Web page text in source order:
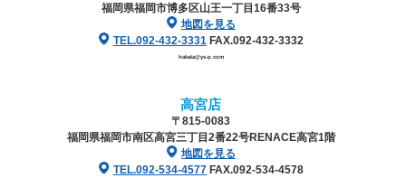
福岡県福岡市博多区山王一丁目16番33号
地図を見る
TEL.092-432-3331FAX.092-432-3332
hakata@ys-p.com
高宮店
〒815-0083
福岡県福岡市南区高宮三丁目2番22号RENACE高宮1階
地図を見る
TEL.092-534-4577FAX.092-534-4578